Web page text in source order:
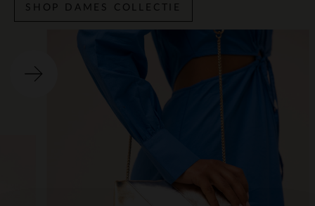
SHOP DAMES COLLECTIE